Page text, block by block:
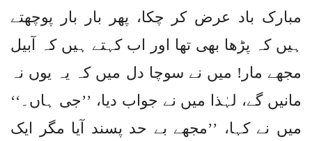
مبارک باد عرض کر چکا، پھر بار بار پوچھتے
ہیں کہ پڑھا بھی تھا اور اب کہتے ہیں کہ آبیل
مجھے مار! میں نے سوچا دل میں کہ یہ یوں نہ
مانیں گے، لہٰذا میں نے جواب دیا، ’’جی ہاں۔‘‘
میں نے کہا، ’’مجھے بے حد پسند آیا مگر ایک